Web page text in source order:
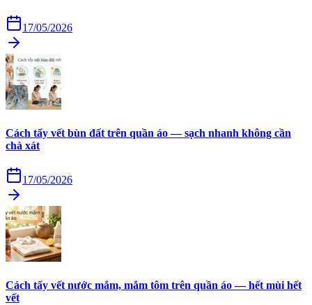
17/05/2026
Cách tẩy vết bùn đất trên quần áo — sạch nhanh không cần
chà xát
17/05/2026
Cách tẩy vết nước mắm, mắm tôm trên quần áo — hết mùi hết
vết